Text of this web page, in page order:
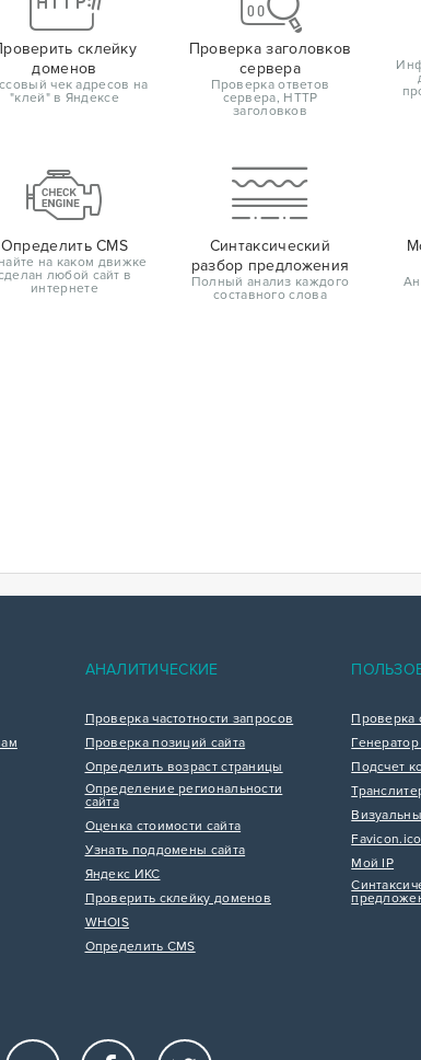
склейку
доменов
чек адресов на
"клей" в Яндексе
Проверка заголовков
сервера
Проверка ответов
сервера, HTTP
заголовков
Определить CMS
на каком движке
любой сайт в
интернете
Синтаксический
разбор предложения
Полный анализ каждого
составного слова
АНАЛИТИЧЕСКИЕ
Проверка частотности запросов
Проверка позиций сайта
Определить возраст страницы
Определение региональности
сайта
Оценка стоимости сайта
Узнать поддомены сайта
Яндекс ИКС
Проверить склейку доменов
WHOIS
Определить CMS
Проверка
Подсчет
Мой IP